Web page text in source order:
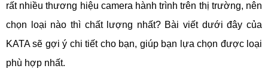
rất nhiều thương hiệu camera hành trình trên thị trường, nên
chọn loại nào thì chất lượng nhất? Bài viết dưới đây của
KATA sẽ gợi ý chi tiết cho bạn, giúp bạn lựa chọn được loại
phù hợp nhất.